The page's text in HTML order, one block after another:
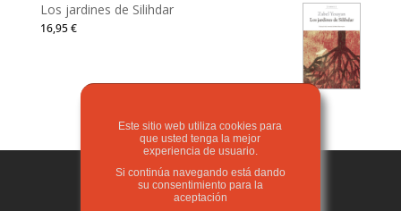
Los jardines de Silihdar
16,95€
Este sitio web utiliza cookies para
que usted tenga la mejor
experiencia de usuario.
Si continúa navegando está dando
su consentimiento para la
aceptación